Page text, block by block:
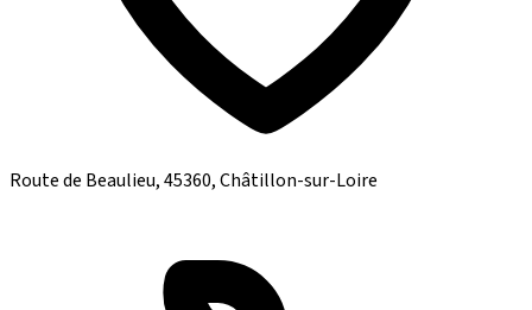
Route de Beaulieu, 45360, Châtillon-sur-Loire